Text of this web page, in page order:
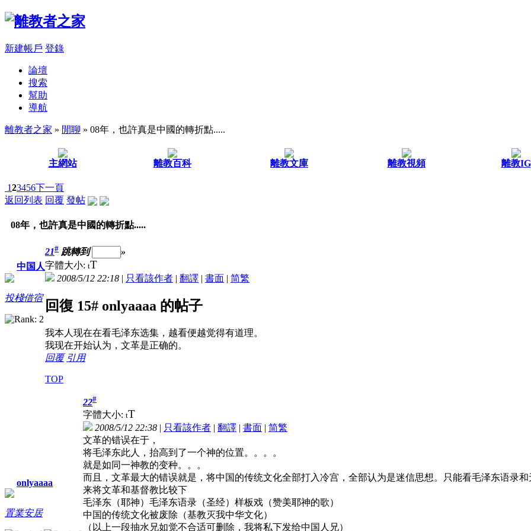
新建帳戶 登錄
論壇
搜索
幫助
導航
離教者之家 » 閒聊 » 08年，也許真是中國的轉折點.....
主網站 離教百科 離教文庫 離教視頻 離教IG
123456下一頁
返回列表 回覆 發帖
08年，也許真是中國的轉折點.....
中国人
投棧借宿
21# 跳轉到
»
字體大小: tT
2008/5/12 22:18 | 只看該作者 | 翻譯 | 書面 | 简繁
回復 15# onlyaaaa 的帖子
我本人现在在看毛泽东选集，越看便越觉得有道理。
我现在开始认为，文革是正确的。
回覆 引用
TOP
onlyaaaa
置業安居
22#
字體大小: tT
2008/5/12 22:38 | 只看該作者 | 翻譯 | 書面 | 简繁
文革的错误在于，
将毛泽东此人，抬高到了一个神的位置。。。。
就是如同一神教的变种。。。
而且，文革最大的错误就是，将中国的传统文化全部打入冷宫，全部认为是迷信思想。只能看毛泽东语录
来将文革和基督教比较下
毛泽东（耶神）毛泽东语录（圣经）样板戏（赞美耶神的歌）
中国的传统文化被废除（基教灭我中华文化）
（以上一段抽水兄如觉不合适可删除，我将私下发给中国人兄）